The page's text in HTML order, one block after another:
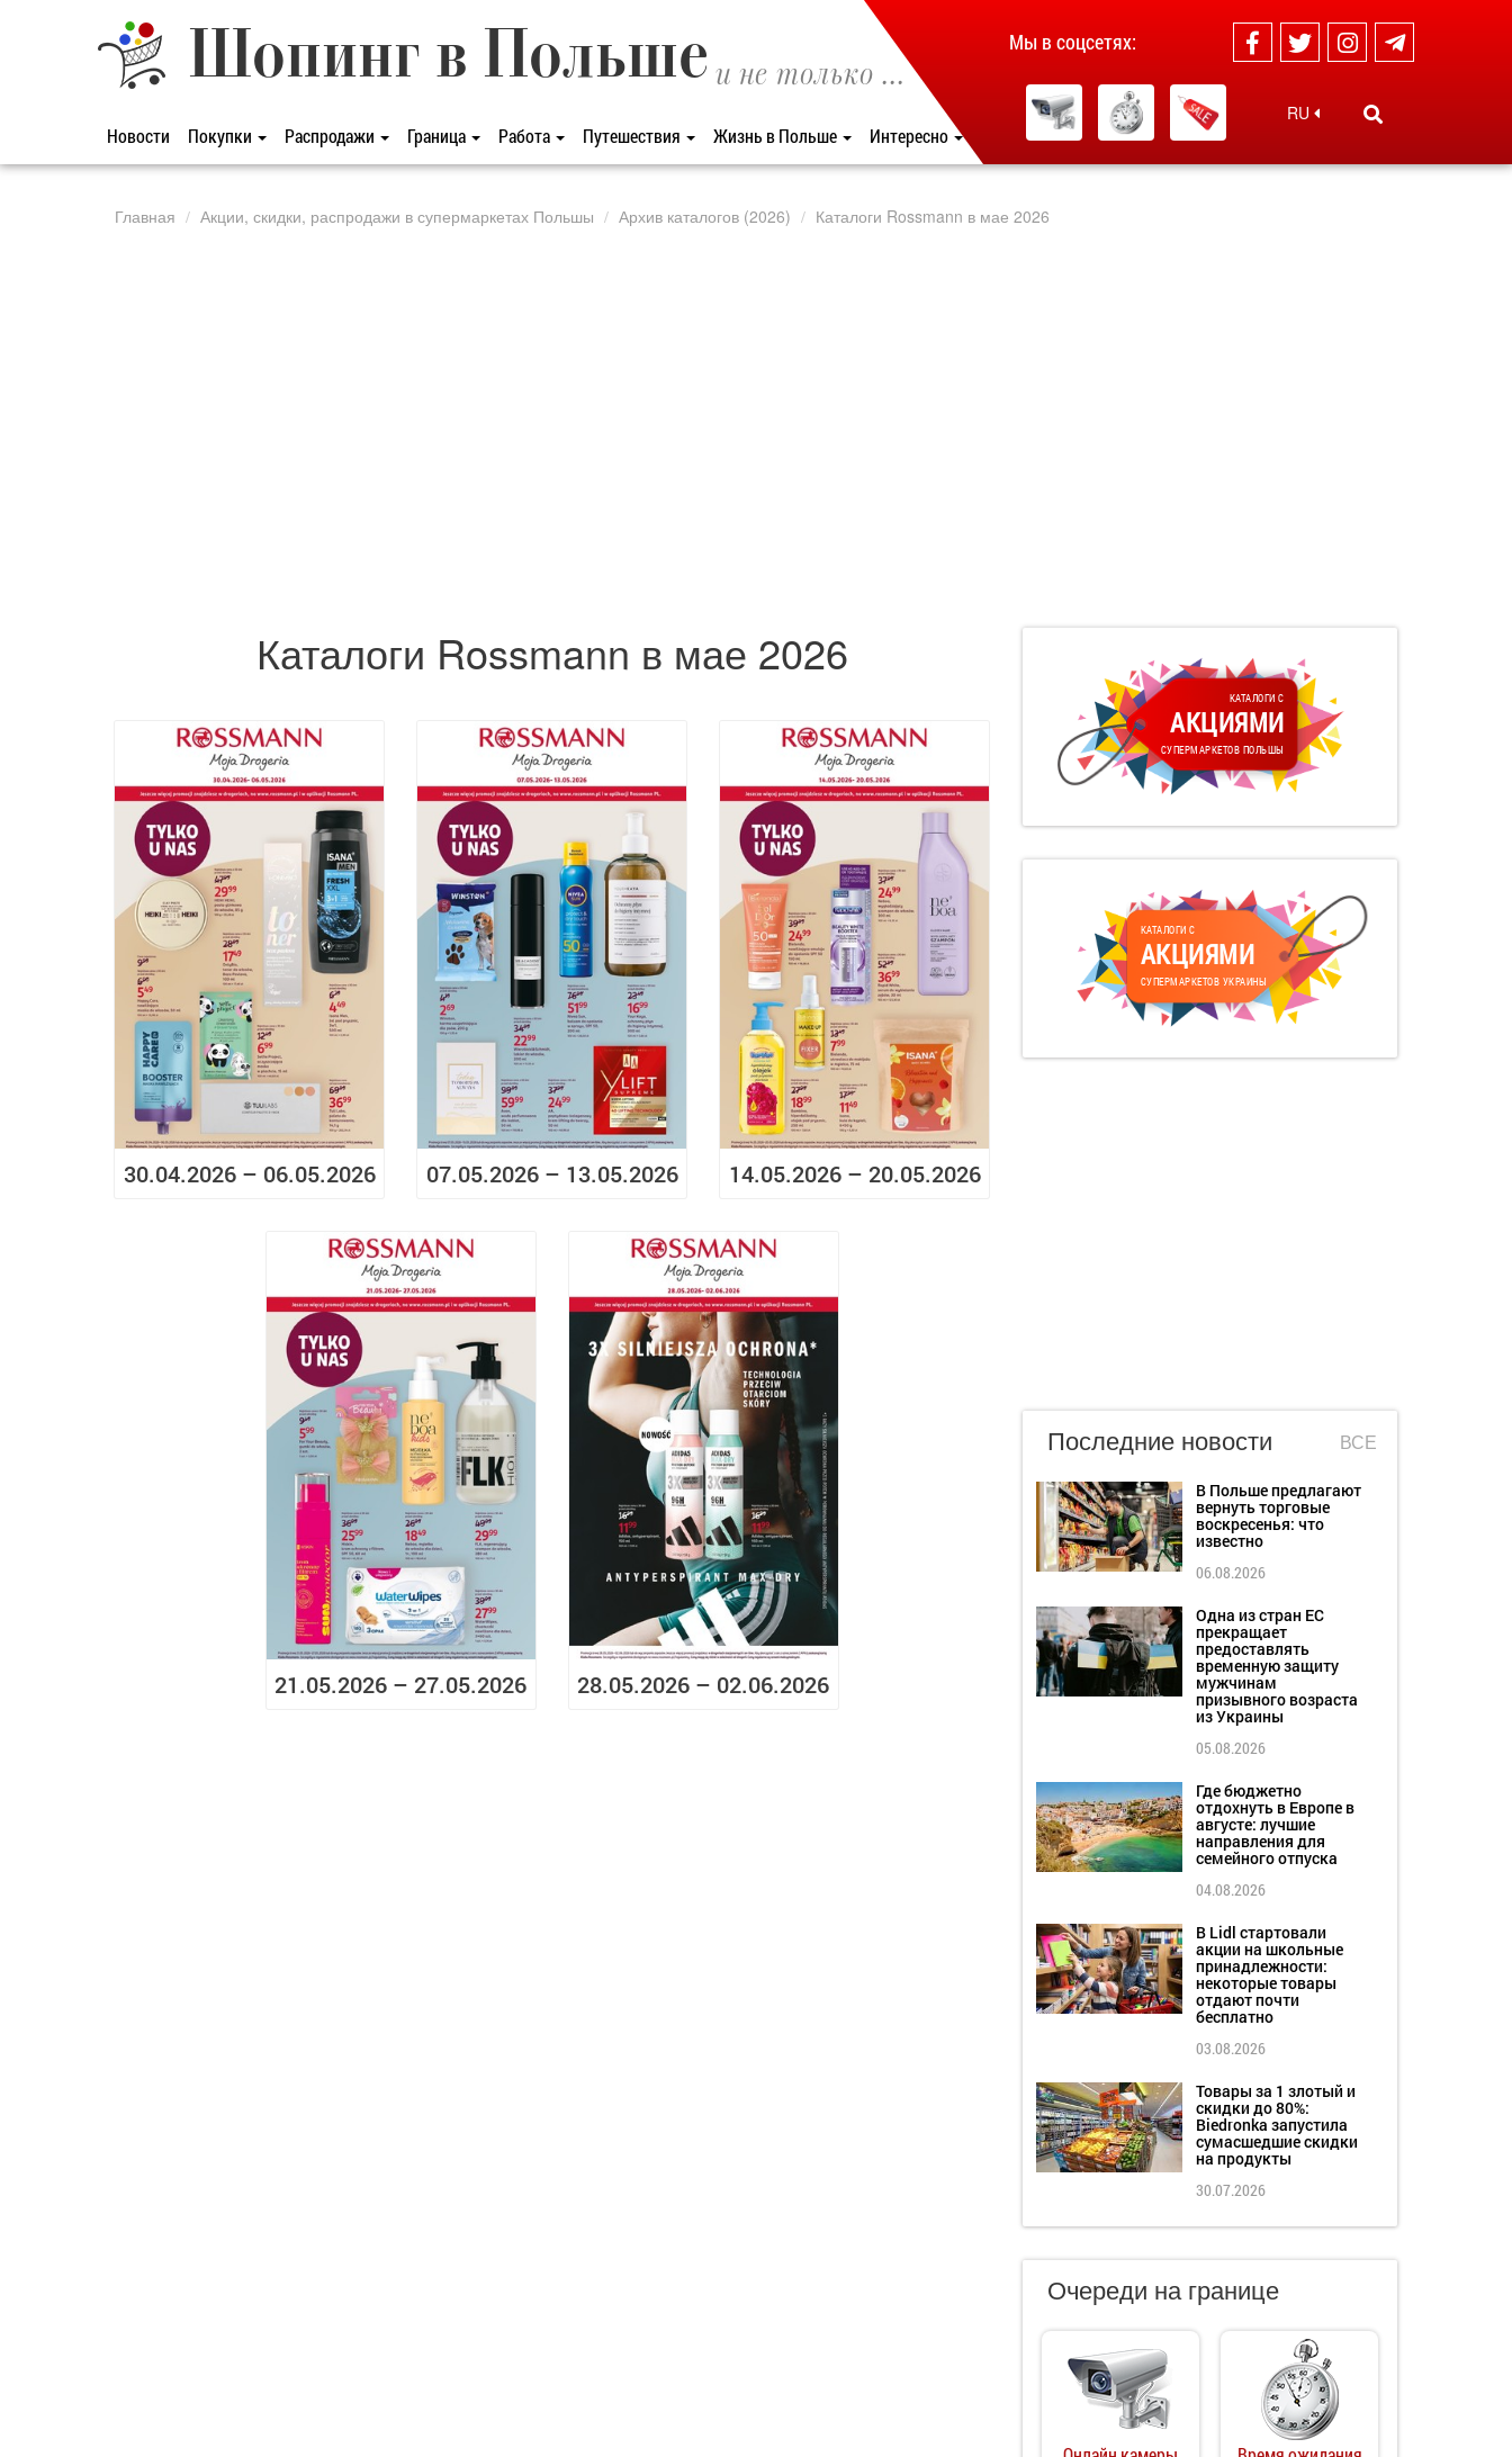
Шопинг в Польше и не только ...
Новости Покупки Распродажи Граница Работа Путешествия Жизнь в Польше Интересно
Мы в соцсетях:
RU
Главная Акции, скидки, распродажи в супермаркетах Польшы Архив каталогов (2026) Каталоги Rossmann в мае 2026
Каталоги Rossmann в мае 2026
30.04.2026 – 06.05.2026 07.05.2026 – 13.05.2026 14.05.2026 – 20.05.2026
21.05.2026 – 27.05.2026 28.05.2026 – 02.06.2026
КАТАЛОГИ С
АКЦИЯМИ
СУПЕРМАРКЕТОВ ПОЛЬШЫ
КАТАЛОГИ С
АКЦИЯМИ
СУПЕРМАРКЕТОВ УКРАИНЫ
Последние новости ВСЕ
В Польше предлагают
вернуть торговые
воскресенья: что
известно
06.08.2026
Одна из стран ЕС
прекращает
предоставлять
временную защиту
мужчинам
призывного возраста
из Украины
05.08.2026
Где бюджетно
отдохнуть в Европе в
августе: лучшие
направления для
семейного отпуска
04.08.2026
В Lidl стартовали
акции на школьные
принадлежности:
некоторые товары
отдают почти
бесплатно
03.08.2026
Товары за 1 злотый и
скидки до 80%:
Biedronka запустила
сумасшедшие скидки
на продукты
30.07.2026
Очереди на границе